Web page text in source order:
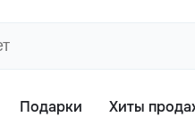
Подарки Хиты